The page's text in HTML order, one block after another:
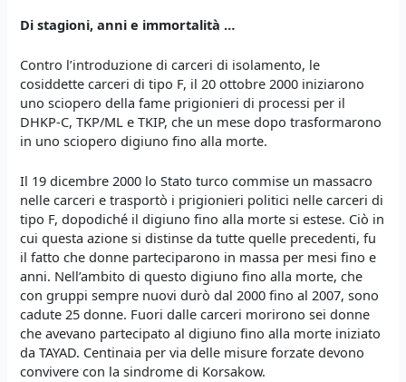
Di stagioni, anni e immortalità …
Contro l’introduzione di carceri di isolamento, le
cosiddette carceri di tipo F, il 20 ottobre 2000 iniziarono
uno sciopero della fame prigionieri di processi per il
DHKP-C, TKP/ML e TKIP, che un mese dopo trasformarono
in uno sciopero digiuno fino alla morte.
Il 19 dicembre 2000 lo Stato turco commise un massacro
nelle carceri e trasportò i prigionieri politici nelle carceri di
tipo F, dopodiché il digiuno fino alla morte si estese. Ciò in
cui questa azione si distinse da tutte quelle precedenti, fu
il fatto che donne parteciparono in massa per mesi fino e
anni. Nell’ambito di questo digiuno fino alla morte, che
con gruppi sempre nuovi durò dal 2000 fino al 2007, sono
cadute 25 donne. Fuori dalle carceri morirono sei donne
che avevano partecipato al digiuno fino alla morte iniziato
da TAYAD. Centinaia per via delle misure forzate devono
convivere con la sindrome di Korsakow.